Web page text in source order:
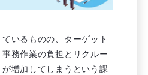
いるものの、ターゲット
務作業の負担とリクルー
増加してしまうという課